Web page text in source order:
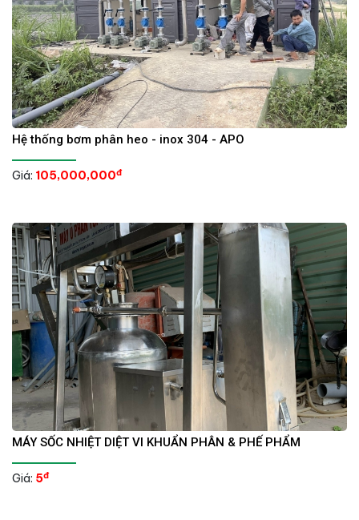
Hệ thống bơm phân heo - inox 304 - APO
Giá: 105,000,000đ
MÁY SỐC NHIỆT DIỆT VI KHUẨN PHÂN & PHẾ PHẨM
Giá: 5đ